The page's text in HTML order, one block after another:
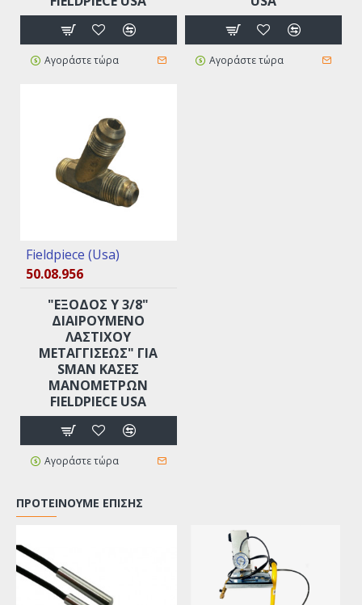
Αγοράστε τώρα Αγοράστε τώρα
Fieldpiece (Usa)
50.08.956
"ΈΞΟΔΟΣ Υ 3/8"
ΔΙΑΙΡΟΎΜΕΝΟ
ΛΆΣΤΙΧΟΥ
ΜΕΤΑΓΓΊΣΕΩΣ" ΓΙΑ
SMAN ΚΆΣΕΣ
ΜΑΝΟΜΈΤΡΩΝ
FIELDPIECE USA
Αγοράστε τώρα
ΠΡΟΤΕΊΝΟΥΜΕ ΕΠΊΣΗΣ